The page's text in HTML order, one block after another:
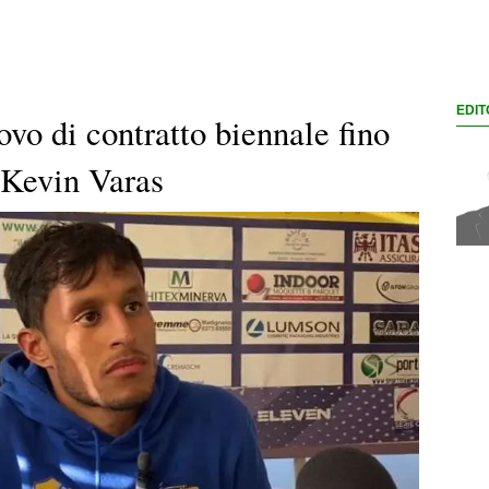
di contratto biennale fino
Varas